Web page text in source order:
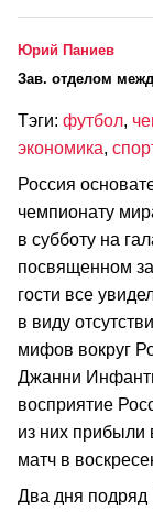
Юрий Паниев
Зав. отделом
Тэги: футбол,
экономика,
Россия
чемпионату
в субботу на
посвященном
гости все
в виду
мифов вокруг
Джанни
восприятие
из них прибыли
матч в
Два дня подряд